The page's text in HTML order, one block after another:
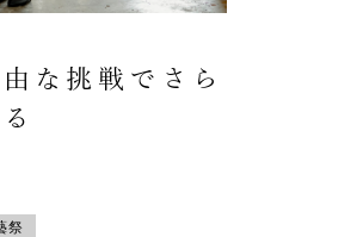
な挑戦でさら
祭